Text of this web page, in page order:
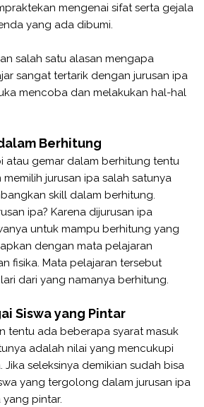
mengenai sifat serta gejala
yang ada dibumi.
salah satu alasan mengapa
sangat tertarik dengan jurusan ipa
mencoba dan melakukan hal-hal
Berhitung
atau gemar dalam berhitung tentu
memilih jurusan ipa salah satunya
skill dalam berhitung.
ipa? Karena dijurusan ipa
untuk mampu berhitung yang
dengan mata pelajaran
fisika. Mata pelajaran tersebut
dari yang namanya berhitung.
Siswa yang Pintar
tentu ada beberapa syarat masuk
adalah nilai yang mencukupi
Jika seleksinya demikian sudah bisa
yang tergolong dalam jurusan ipa
yang pintar.